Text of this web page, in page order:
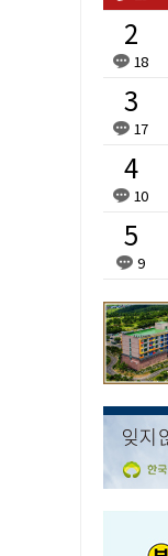
18
17
10
9